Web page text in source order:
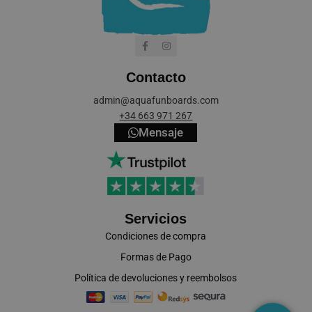
Contacto
admin@aquafunboards.com
+34 663 971 267
Mensaje
Servicios
Condiciones de compra
Formas de Pago
Política de devoluciones y reembolsos
cookieyes-consent
VISITOR_PRIVACY_METADATA